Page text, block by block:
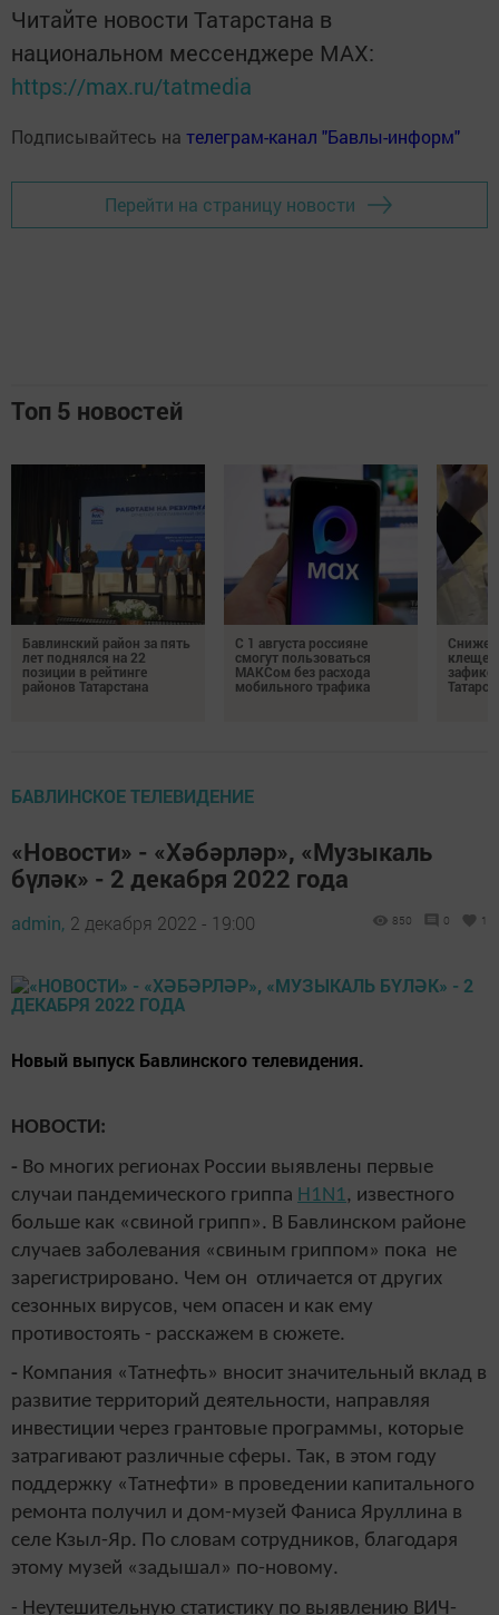
Читайте новости Татарстана в
национальном мессенджере MАХ:
https://max.ru/tatmedia
Подписывайтесь на телеграм-канал "Бавлы-информ"
Перейти на страницу новости
Топ 5 новостей
Бавлинский район за пять
лет поднялся на 22
позиции в рейтинге
районов Татарстана
С 1 августа россияне
смогут пользоваться
МАКСом без расхода
мобильного трафика
клещей
БАВЛИНСКОЕ ТЕЛЕВИДЕНИЕ
«Новости» - «Хәбәрләр», «Музыкаль
бүләк» - 2 декабря 2022 года
admin, 2 декабря 2022 - 19:00 850 0 1
Новый выпуск Бавлинского телевидения.
НОВОСТИ:
- Во многих регионах России выявлены первые
случаи пандемического гриппа H1N1, известного
больше как «свиной грипп». В Бавлинском районе
случаев заболевания «свиным гриппом» пока не
зарегистрировано. Чем он отличается от других
сезонных вирусов, чем опасен и как ему
противостоять - расскажем в сюжете.
- Компания « Татнефть» вносит значительный вклад в
развитие территорий деятельности, направляя
инвестиции через грантовые программы, которые
затрагивают различные сферы. Так, в этом году
поддержку «Татнефти» в проведении капитального
ремонта получил и дом-музей Фаниса Яруллина в
селе Кзыл-Яр. По словам сотрудников, благодаря
этому музей «задышал» по-новому.
- Неутешительную статистику по выявлению ВИЧ-